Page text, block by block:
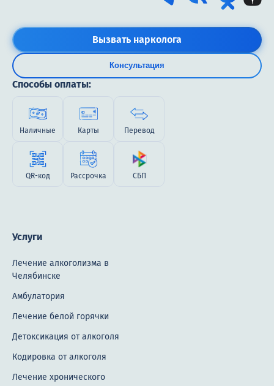
Вызвать нарколога
Консультация
Способы оплаты:
Наличные Карты Перевод
QR-код Рассрочка СБП
Услуги
Лечение алкоголизма в
Челябинске
Амбулатория
Лечение белой горячки
Детоксикация от алкоголя
Кодировка от алкоголя
Лечение хронического